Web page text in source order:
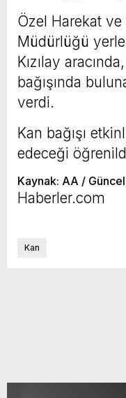
Özel Harekat
Müdürlüğü
Kızılay
bağışında
verdi.
Kan bağışı
edeceği
Kaynak: AA / Güncel
Haberler.com
Kan